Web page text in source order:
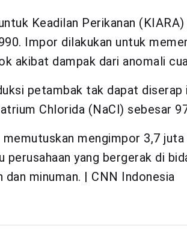
Keadilan Perikanan
Impor dilakukan untuk
akibat dampak dari anomali
petambak tak dapat
Chlorida (NaCl) sebesar
mengimpor 3,7
perusahaan yang bergerak di
dan minuman. | CNN Indonesia